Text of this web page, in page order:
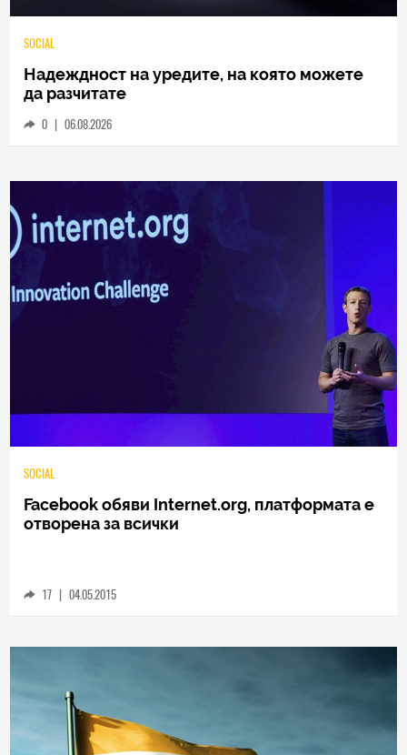
TECH
Samsung Galaxy Z Fold8 Ultra – ново име,
познато представяне
0 | 04.08.2026
SOCIAL
17 | 04.05.2015